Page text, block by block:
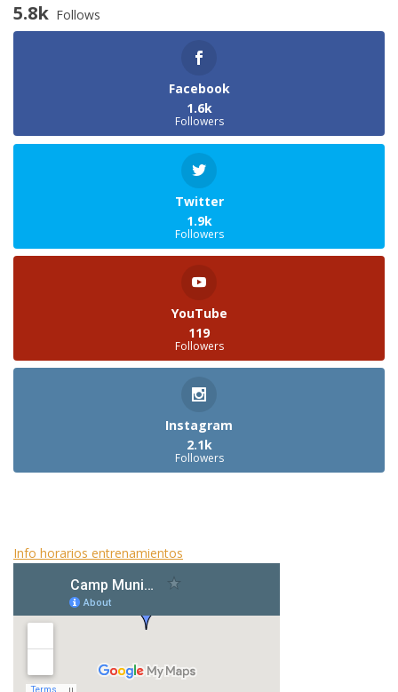
5.8k Follows
Facebook
1.6k
Followers
Twitter
1.9k
Followers
YouTube
119
Followers
Instagram
2.1k
Followers
Info horarios entrenamientos